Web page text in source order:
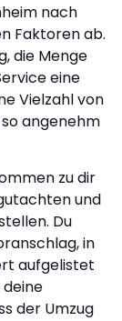
nach
Faktoren ab.
die Menge
eine
Vielzahl von
angenehm
zu dir
und
Du
in
aufgelistet
deine
der Umzug